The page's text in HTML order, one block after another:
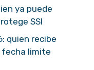
ya puede
SSI
quien recibe
fecha limite